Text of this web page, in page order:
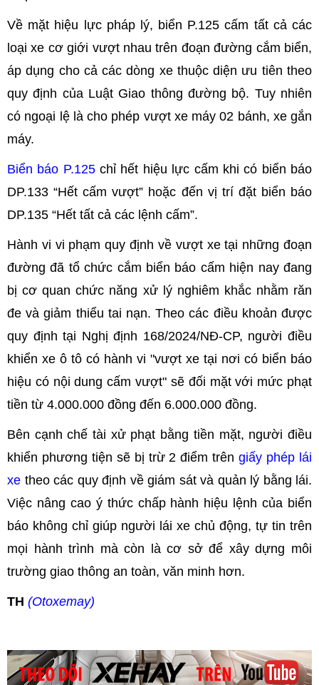
Về mặt hiệu lực pháp lý, biển P.125 cấm tất cả các
loại xe cơ giới vượt nhau trên đoạn đường cắm biển,
áp dụng cho cả các dòng xe thuộc diện ưu tiên theo
quy định của Luật Giao thông đường bộ. Tuy nhiên
có ngoại lệ là cho phép vượt xe máy 02 bánh, xe gắn
máy.
Biển báo P.125chỉ hết hiệu lực cấm khi có biển báo
DP.133 “Hết cấm vượt” hoặc đến vị trí đặt biển báo
DP.135 “Hết tất cả các lệnh cấm”.
Hành vi vi phạm quy định về vượt xe tại những đoạn
đường đã tổ chức cắm biển báo cấm hiện nay đang
bị cơ quan chức năng xử lý nghiêm khắc nhằm răn
đe và giảm thiểu tai nạn. Theo các điều khoản được
quy định tại Nghị định 168/2024/NĐ-CP, người điều
khiển xe ô tô có hành vi "vượt xe tại nơi có biển báo
hiệu có nội dung cấm vượt" sẽ đối mặt với mức phạt
tiền từ 4.000.000 đồng đến 6.000.000 đồng.
Bên cạnh chế tài xử phạt bằng tiền mặt, người điều
khiển phương tiện sẽ bị trừ 2 điểm trêngiấy phép lái
xe theo các quy định về giám sát và quản lý bằng lái.
Việc nâng cao ý thức chấp hành hiệu lệnh của biển
báo không chỉ giúp người lái xe chủ động, tự tin trên
mọi hành trình mà còn là cơ sở để xây dựng môi
trường giao thông an toàn, văn minh hơn.
TH (Otoxemay)